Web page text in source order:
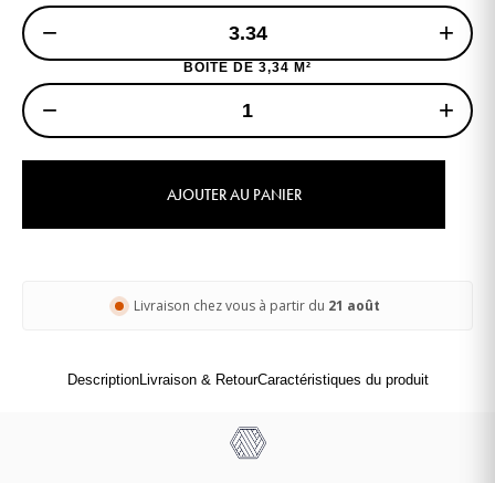
− +
BOITE DE 3,34 M²
− +
AJOUTER AU PANIER
Livraison chez vous à partir du 21 août
DescriptionLivraison & RetourCaractéristiques du produit